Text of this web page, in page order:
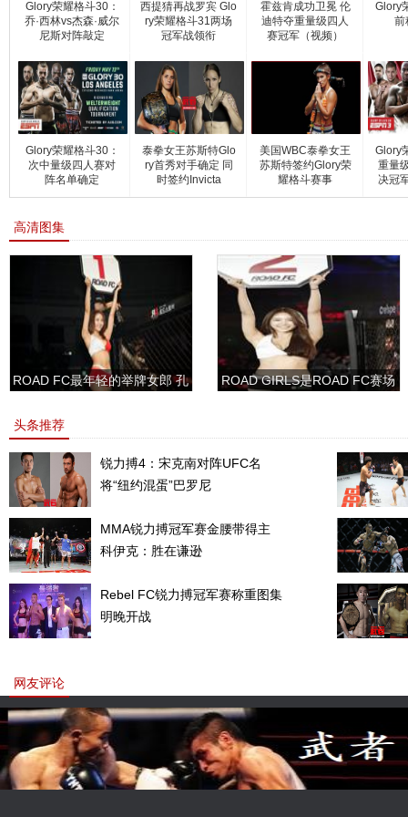
Glory荣耀格斗30：
乔·西林vs杰森·威尔
尼斯对阵敲定
西提猜再战罗宾 Glo
ry荣耀格斗31两场
冠军战领衔
霍兹肯成功卫冕 伦
迪特夺重量级四人
赛冠军（视频）
Glory
前
Glory荣耀格斗30：
次中量级四人赛对
阵名单确定
泰拳女王苏斯特Glo
ry首秀对手确定 同
时签约Invicta
美国WBC泰拳女王
苏斯特签约Glory荣
耀格斗赛事
Glory
重量
决冠
高清图集
ROAD FC最年轻的举牌女郎 孔
ROAD GIRLS是ROAD FC赛场
头条推荐
锐力搏4：宋克南对阵UFC名
将“纽约混蛋”巴罗尼
MMA锐力搏冠军赛金腰带得主
科伊克：胜在谦逊
Rebel FC锐力搏冠军赛称重图集
明晚开战
网友评论